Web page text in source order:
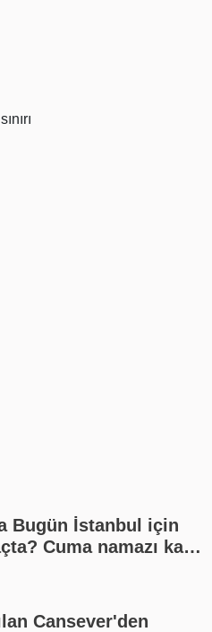
Bugün İstanbul için
Cuma namazı kaç
Cansever'den